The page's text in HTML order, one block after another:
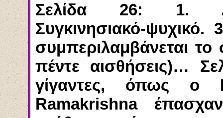
Σελίδα 26: 1.
Συγκινησιακό-
συμπεριλαμβάνεται
πέντε αισθήσεις)…
γίγαντες, όπως ο
Ramakrishna